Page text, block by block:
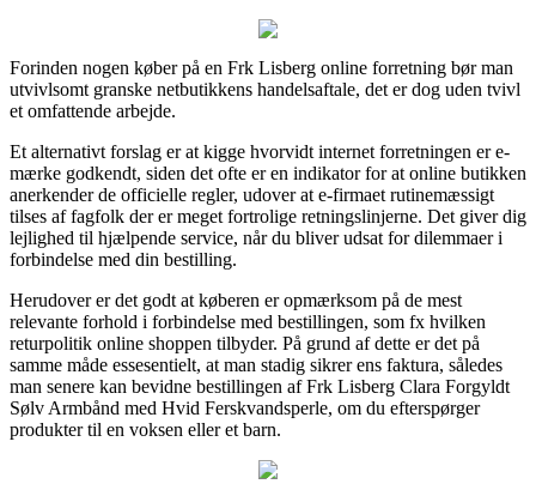
Forinden nogen køber på en Frk Lisberg online forretning bør man
utvivlsomt granske netbutikkens handelsaftale, det er dog uden tvivl
et omfattende arbejde.
Et alternativt forslag er at kigge hvorvidt internet forretningen er e-
mærke godkendt, siden det ofte er en indikator for at online butikken
anerkender de officielle regler, udover at e-firmaet rutinemæssigt
tilses af fagfolk der er meget fortrolige retningslinjerne. Det giver dig
lejlighed til hjælpende service, når du bliver udsat for dilemmaer i
forbindelse med din bestilling.
Herudover er det godt at køberen er opmærksom på de mest
relevante forhold i forbindelse med bestillingen, som fx hvilken
returpolitik online shoppen tilbyder. På grund af dette er det på
samme måde essesentielt, at man stadig sikrer ens faktura, således
man senere kan bevidne bestillingen af Frk Lisberg Clara Forgyldt
Sølv Armbånd med Hvid Ferskvandsperle, om du efterspørger
produkter til en voksen eller et barn.